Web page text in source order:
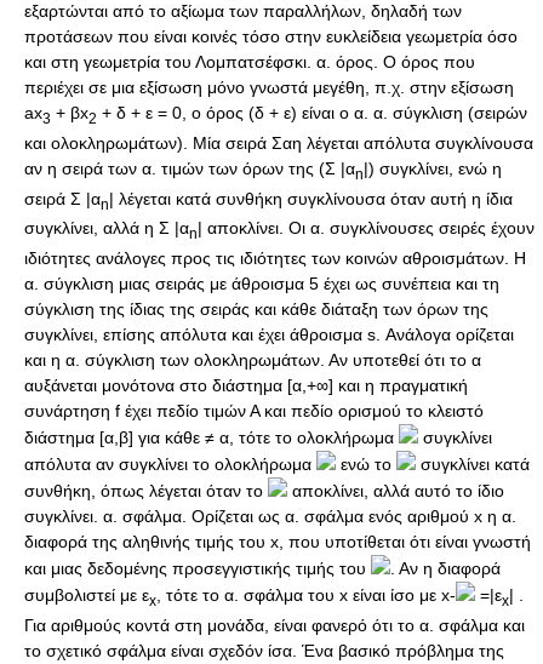
εξαρτώνται από το αξίωμα των παραλλήλων, δηλαδή των
προτάσεων που είναι κοινές τόσο στην ευκλείδεια γεωμετρία όσο
και στη γεωμετρία του Λομπατσέφσκι. α. όρος. Ο όρος που
περιέχει σε μια εξίσωση μόνο γνωστά μεγέθη, π.χ. στην εξίσωση
ax3 + βx2 + δ + ε = 0, ο όρος (δ + ε) είναι ο α. α. σύγκλιση (σειρών
και ολοκληρωμάτων). Μία σειρά Σαη λέγεται απόλυτα συγκλίνουσα
αν η σειρά των α. τιμών των όρων της (Σ |αn|) συγκλίνει, ενώ η
σειρά Σ |αn| λέγεται κατά συνθήκη συγκλίνουσα όταν αυτή η ίδια
συγκλίνει, αλλά η Σ |αn| αποκλίνει. Οι α. συγκλίνουσες σειρές έχουν
ιδιότητες ανάλογες προς τις ιδιότητες των κοινών αθροισμάτων. Η
α. σύγκλιση μιας σειράς με άθροισμα 5 έχει ως συνέπεια και τη
σύγκλιση της ίδιας της σειράς και κάθε διάταξη των όρων της
συγκλίνει, επίσης απόλυτα και έχει άθροισμα s. Ανάλογα ορίζεται
και η α. σύγκλιση των ολοκληρωμάτων. Αν υποτεθεί ότι το α
αυξάνεται μονότονα στο διάστημα [α,+∞] και η πραγματική
συνάρτηση f έχει πεδίο τιμών Α και πεδίο ορισμού το κλειστό
διάστημα [α,β] για κάθε ≠ α, τότε το ολοκλήρωμα
συγκλίνει
απόλυτα αν συγκλίνει το ολοκλήρωμα
ενώ το
συγκλίνει κατά
συνθήκη, όπως λέγεται όταν το
αποκλίνει, αλλά αυτό το ίδιο
συγκλίνει. α. σφάλμα. Ορίζεται ως α. σφάλμα ενός αριθμού x η α.
διαφορά της αληθινής τιμής του x, που υποτίθεται ότι είναι γνωστή
και μιας δεδομένης προσεγγιστικής τιμής του
. Αν η διαφορά
συμβολιστεί με εx , τότε το α. σφάλμα του x είναι ίσο με x- =|εx| .
Για αριθμούς κοντά στη μονάδα, είναι φανερό ότι το α. σφάλμα και
το σχετικό σφάλμα είναι σχεδόν ίσα. Ένα βασικό πρόβλημα της